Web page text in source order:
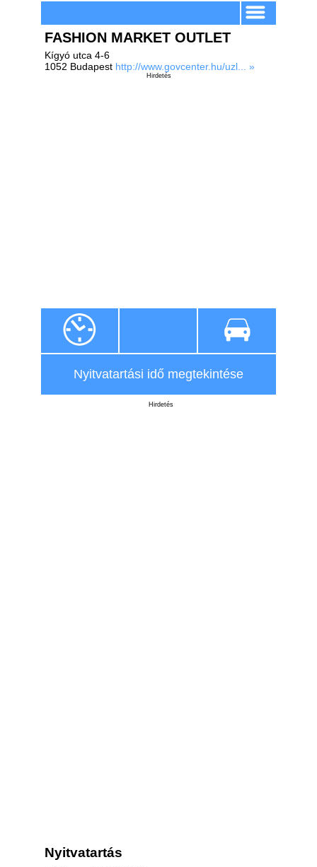
FASHION MARKET OUTLET
Kígyó utca 4-6
1052 Budapest http://www.govcenter.hu/uzl... »
Hirdetés
Nyitvatartási idő megtekintése
Hirdetés
Nyitvatartás